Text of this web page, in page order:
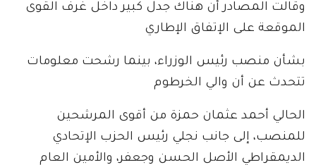
وقالت المصادر أن هناك جدل كبير داخل غرف القوى
الموقعة على الإتفاق الإطاري
بشأن منصب رئيس الوزراء، بينما رشحت معلومات
تتحدث عن أن والي الخرطوم
الحالي أحمد عثمان حمزة من أقوى المرشحين
للمنصب، إلى جانب نجلي رئيس الحزب الإتحادي
الديمقراطي الأصل الحسن وجعفر، والأمين العام